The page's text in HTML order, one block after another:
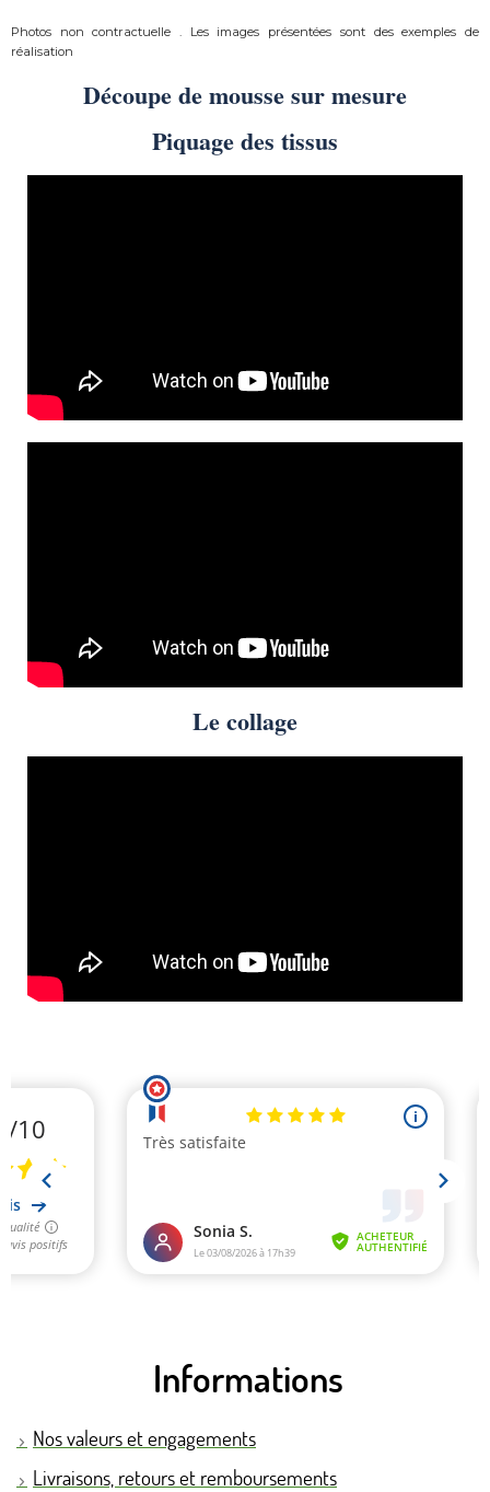
Photos non contractuelle . Les images présentées sont des exemples de
réalisation
Découpe de mousse sur mesure
Piquage des tissus
Le collage
Informations
Nos valeurs et engagements
Livraisons, retours et remboursements